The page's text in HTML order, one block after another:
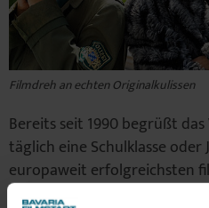
Filmdreh an echten Originalkulissen
Bereits seit 1990 begrüßt
täglich eine Schulklasse
europaweit erfolgreichsten
Das bayerische